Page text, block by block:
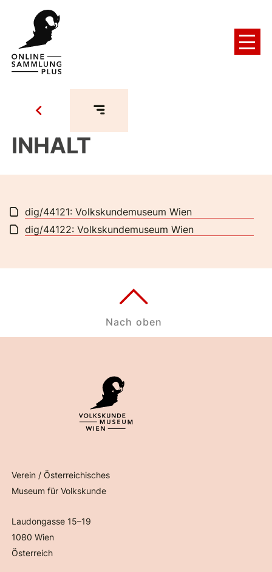
INHALT
dig/44121: Volkskundemuseum Wien
dig/44122: Volkskundemuseum Wien
Verein / Österreichisches
Museum für Volkskunde
Laudongasse 15–19
1080 Wien
Österreich
Nach oben